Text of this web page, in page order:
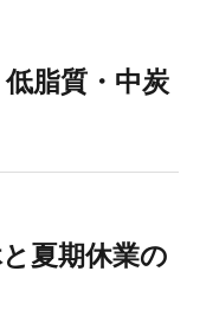
低脂質・中炭
夏期休業の